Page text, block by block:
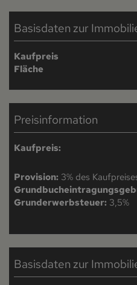
Basisdaten zur
Kaufpreis
Fläche
Preisinformation
Kaufpreis:
Provision: 3% des
Grunderwerbsteuer: 3,5%
Basisdaten zur